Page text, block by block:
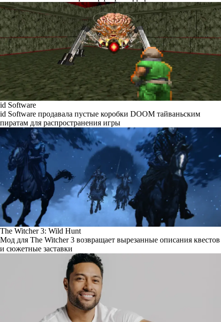
id Software
id Software продавала пустые коробки DOOM тайваньским
пиратам для распространения игры
The Witcher 3: Wild Hunt
Мод для The Witcher 3 возвращает вырезанные описания квестов
и сюжетные заставки